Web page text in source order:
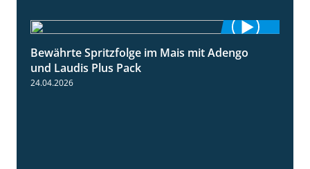
1:22
Bewährte Spritzfolge im Mais mit Adengo
und Laudis Plus Pack
24.04.2026